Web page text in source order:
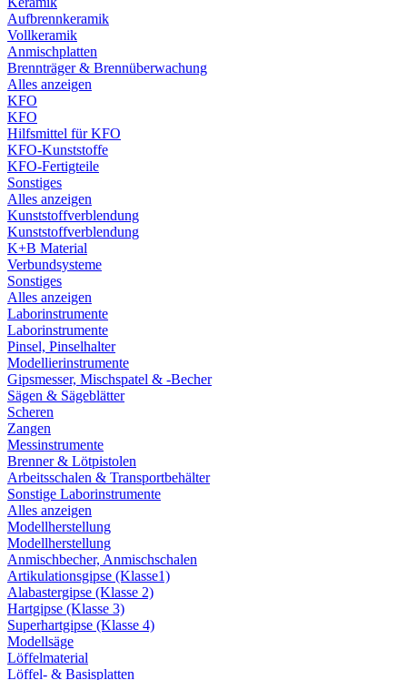
Aufbrennkeramik
Vollkeramik
Anmischplatten
Brennträger & Brennüberwachung
Alles anzeigen
KFO
KFO
Hilfsmittel für KFO
KFO-Kunststoffe
KFO-Fertigteile
Sonstiges
Alles anzeigen
Kunststoffverblendung
Kunststoffverblendung
K+B Material
Verbundsysteme
Sonstiges
Alles anzeigen
Laborinstrumente
Laborinstrumente
Pinsel, Pinselhalter
Modellierinstrumente
Gipsmesser, Mischspatel & -Becher
Sägen & Sägeblätter
Scheren
Zangen
Messinstrumente
Brenner & Lötpistolen
Arbeitsschalen & Transportbehälter
Sonstige Laborinstrumente
Alles anzeigen
Modellherstellung
Modellherstellung
Anmischbecher, Anmischschalen
Artikulationsgipse (Klasse1)
Alabastergipse (Klasse 2)
Hartgipse (Klasse 3)
Superhartgipse (Klasse 4)
Modellsäge
Löffelmaterial
Löffel- & Basisplatten